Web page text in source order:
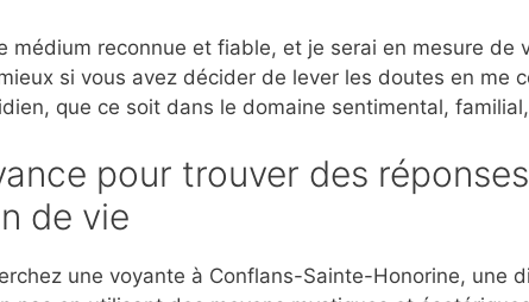
médium reconnue et fiable, et je serai en mesure
si vous avez décider de lever les doutes en me
que ce soit dans le domaine sentimental,
pour trouver des
de vie
une voyante à Conflans-Sainte-Honorine, une